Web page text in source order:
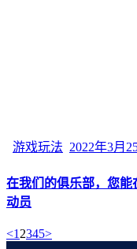
游戏玩法 2022年3月
在我们的俱乐部，您
动员
<1 2345>